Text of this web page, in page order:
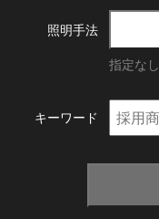
照明手法
指定なし
キーワード